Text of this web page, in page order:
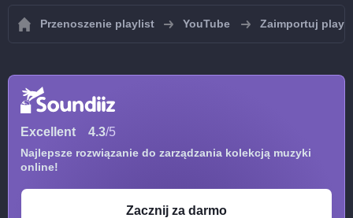
Przenoszenie playlist YouTube Zaimportuj
Excellent 4.3/5
Najlepsze rozwiązanie do zarządzania kolekcją muzyki
online!
Zacznij za darmo